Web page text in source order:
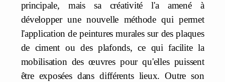
principale, mais sa créativité l'a amené à
développer une nouvelle méthode qui permet
l'application de peintures murales sur des plaques
de ciment ou des plafonds, ce qui facilite la
mobilisation des œuvres pour qu'elles puissent
être exposées dans différents lieux. Outre son